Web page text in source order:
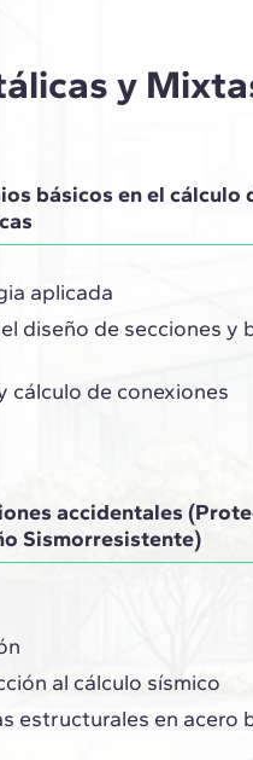
y
básicos en el cálculo
aplicada
diseño de secciones y
cálculo de conexiones
accidentales
Sismorresistente)
al cálculo sísmico
estructurales en acero